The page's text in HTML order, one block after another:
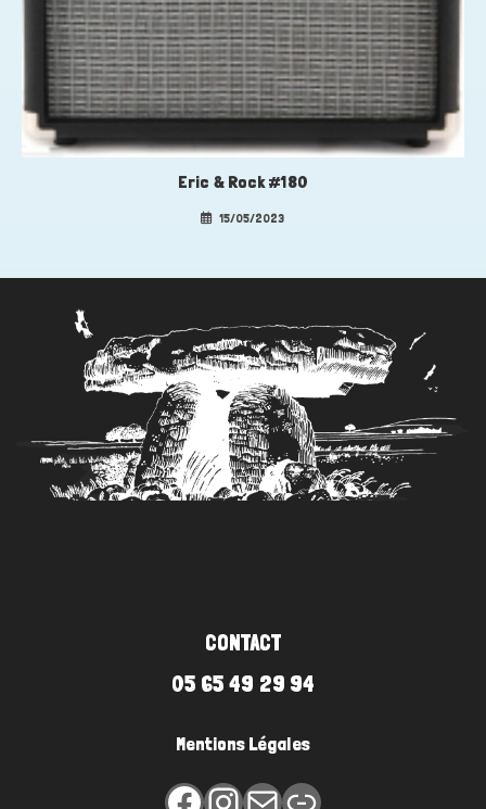
Eric & Rock #180
15/05/2023
CONTACT
05 65 49 29 94
Mentions Légales
FacebookInstagram
E-mail Lien